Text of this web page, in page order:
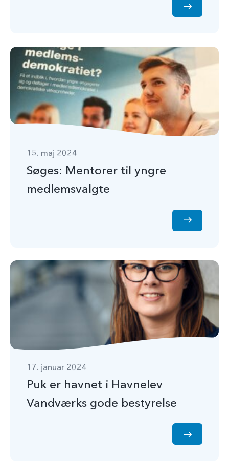
15. maj 2024
Søges: Mentorer til yngre
medlemsvalgte
17. januar 2024
Puk er havnet i Havnelev
Vandværks gode bestyrelse